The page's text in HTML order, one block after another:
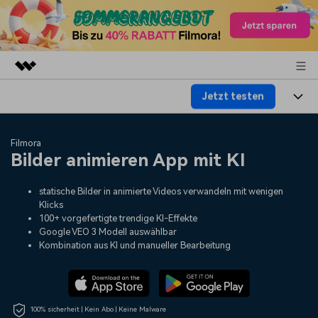
Dienstprogramme
Überblick
Über uns
Presseraum
Jetzt testen
Plattformen
Funktionen
Assets
KI
Video/Foto
Audio
Lösungen
Soziale Medien
Lifestyle & Spaß
Ressourcen
Video-Prompts
Über 100 heiße Video-
Meisterkurs
Hilfe-Center
Erste Schritte
Über
Filmora
Bilder animieren App mit KI
statische Bilder in animierte Videos verwandeln mit wenigen
Klicks
100+ vorgefertigte trendige KI-Effekte
Google VEO 3 Modell auswählbar
Kombination aus KI und manueller Bearbeitung
100% sicherheit | Kein Abo | Keine Malware